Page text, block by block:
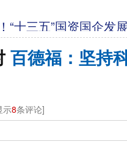
“十三五”国资国企发
百德福：坚持
示8条评论]